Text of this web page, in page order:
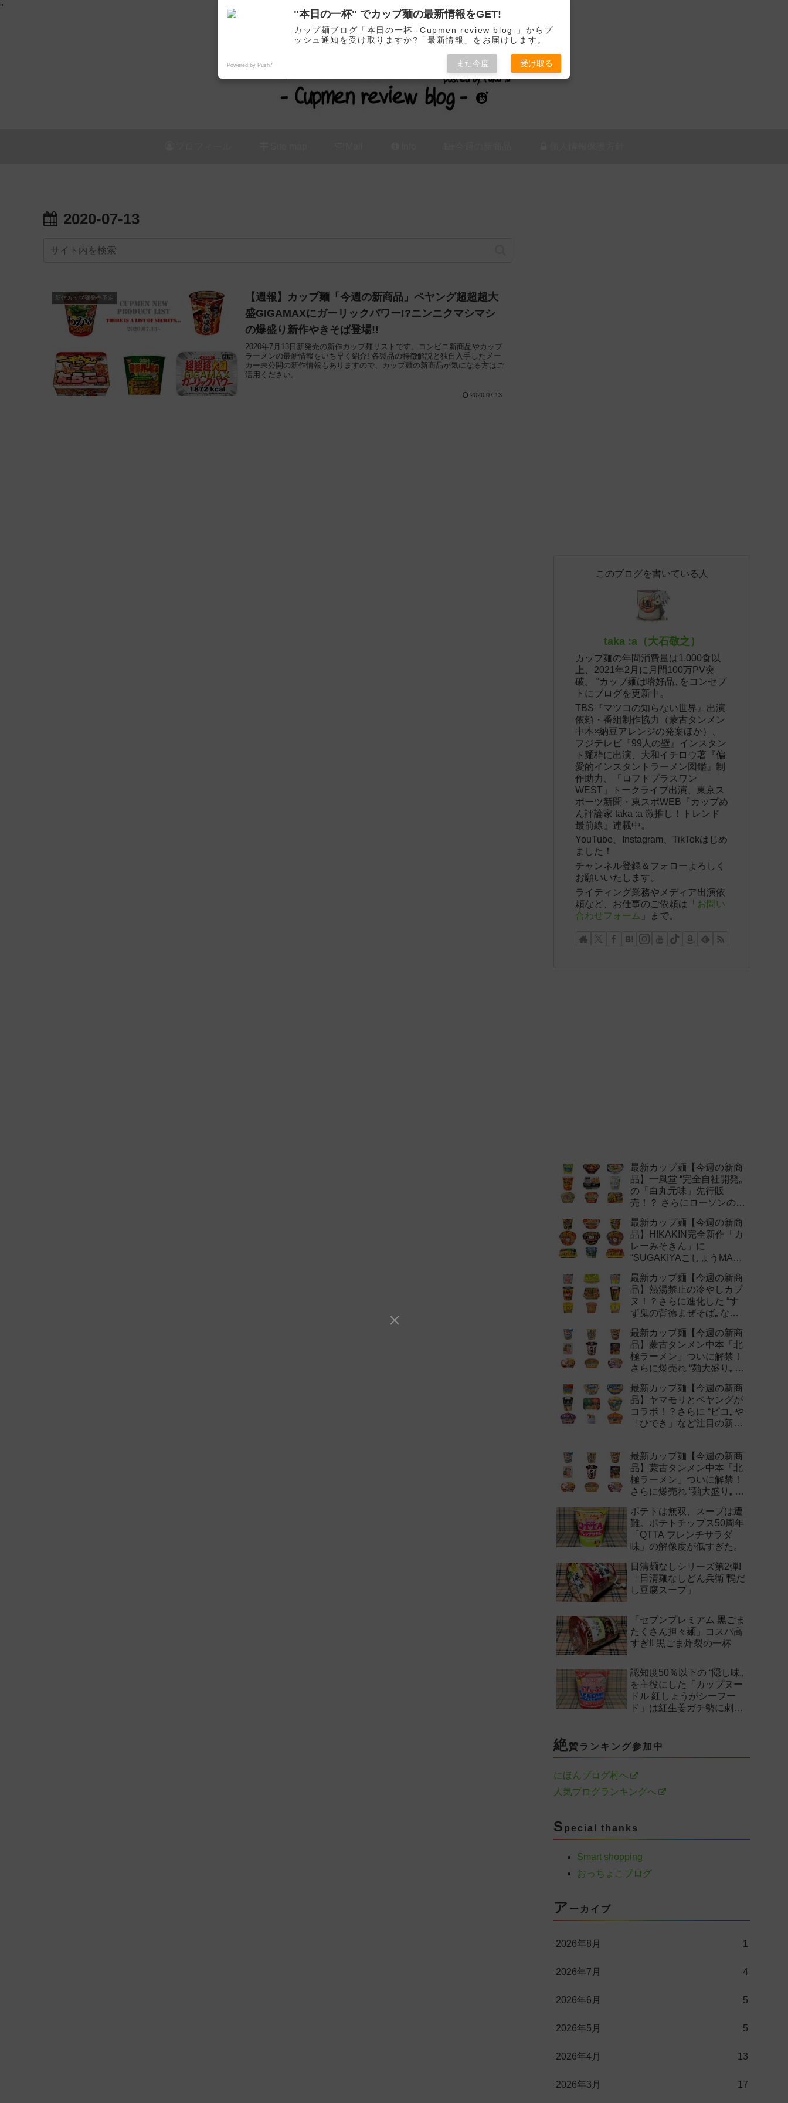
"
カップ麺の新商品をレビュー / アレンジするブログ
2020-07-13
新作カップ麺発売予定
【週報】カップ麺「今週の新商品」ペヤング超超超大
盛GIGAMAXにガーリックパワー!?ニンニクマシマシ
の爆盛り新作やきそば登場!!
2020年7月13日新発売の新作カップ麺リストです。コンビニ新商品やカップ
ラーメンの最新情報をいち早く紹介! 各製品の特徴解説と独自入手したメー
カー未公開の新作情報もありますので、カップ麺の新商品が気になる方はご
活用ください。
2020.07.13
このブログを書いている人
taka :a（大石敬之）
カップ麺の年間消費量は1,000食以
上、2021年2月に月間100万PV突
破。 “カップ麺は嗜好品„ をコンセプ
トにブログを更新中。
TBS『マツコの知らない世界』出演
依頼・番組制作協力（蒙古タンメン
中本×納豆アレンジの発案ほか）、
フジテレビ『99人の壁』インスタン
ト麺枠に出演、大和イチロウ著『偏
愛的インスタントラーメン図鑑』制
作助力、「ロフトプラスワン
WEST」トークライブ出演、東京ス
ポーツ新聞・東スポWEB『カップめ
ん評論家 taka :a 激推し！トレンド
最前線』連載中。
YouTube、Instagram、TikTokはじめ
ました！
チャンネル登録＆フォローよろしく
お願いいたします。
ライティング業務やメディア出演依
頼など、お仕事のご依頼は「 お問い
合わせフォーム 」まで。
最新カップ麺【今週の新商
品】一風堂 “完全自社開発„
の「白丸元味」先行販
売！？ さらにローソンの激
新作まとめ！
最新カップ麺【今週の新商
品】HIKAKIN完全新作「カ
レーみそきん」に
“SUGAKIYAこしょうMAX„
最新カップ麺【今週の新商
品】熱湯禁止の冷やしカプ
ヌ！？さらに進化した “す
ず鬼の背徳まぜそば„ など
最新カップ麺【今週の新商
品】蒙古タンメン中本「北
極ラーメン」ついに解禁！
さらに爆売れ “麺大盛り„ シ
作まとめ！
最新カップ麺【今週の新商
品】ヤマモリとペヤングが
コラボ！？さらに “ピコ„ や
「ひでき」など注目の新作
最新カップ麺【今週の新商
品】蒙古タンメン中本「北
極ラーメン」ついに解禁！
さらに爆売れ “麺大盛り„ シ
作まとめ！
ポテトは無双、スープは遭
難。ポテトチップス50周年
「QTTA フレンチサラダ
味」の解像度が低すぎた。
日清麺なしシリーズ第2弾!
「日清麺なしどん兵衛 鴨だ
し豆腐スープ」
「セブンプレミアム 黒ごま
たくさん担々麺」コスパ高
すぎ!! 黒ごま炸裂の一杯
認知度50％以下の “隠し味„
を主役にした「カップヌー
ドル 紅しょうがシーフー
ド」は紅生姜ガチ勢に刺さ
絶賛ランキング参加中
にほんブログ村へ
人気ブログランキングへ
S pecial thanks
Smart shopping
おっちょこブログ
ア ーカイブ
2026年8月 1
2026年7月 4
2026年6月 5
2026年5月 5
2026年4月 13
2026年3月 17
"本日の一杯" でカップ麺の最新情報をGET!
カップ麺ブログ「本日の一杯 -Cupmen review blog-」からプ
ッシュ通知を受け取りますか?「最新情報」をお届けします。
Powered by Push7 また今度 受け取る